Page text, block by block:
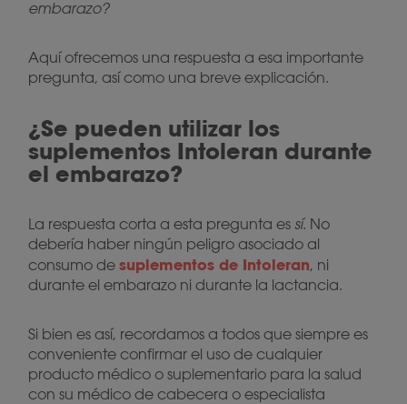
embarazo?
Aquí ofrecemos una respuesta a esa importante
pregunta, así como una breve explicación.
¿Se pueden utilizar los
suplementos Intoleran durante
el embarazo?
La respuesta corta a esta pregunta es sí. No
debería haber ningún peligro asociado al
consumo de suplementos de Intoleran, ni
durante el embarazo ni durante la lactancia.
Si bien es así, recordamos a todos que siempre es
conveniente confirmar el uso de cualquier
producto médico o suplementario para la salud
con su médico de cabecera o especialista